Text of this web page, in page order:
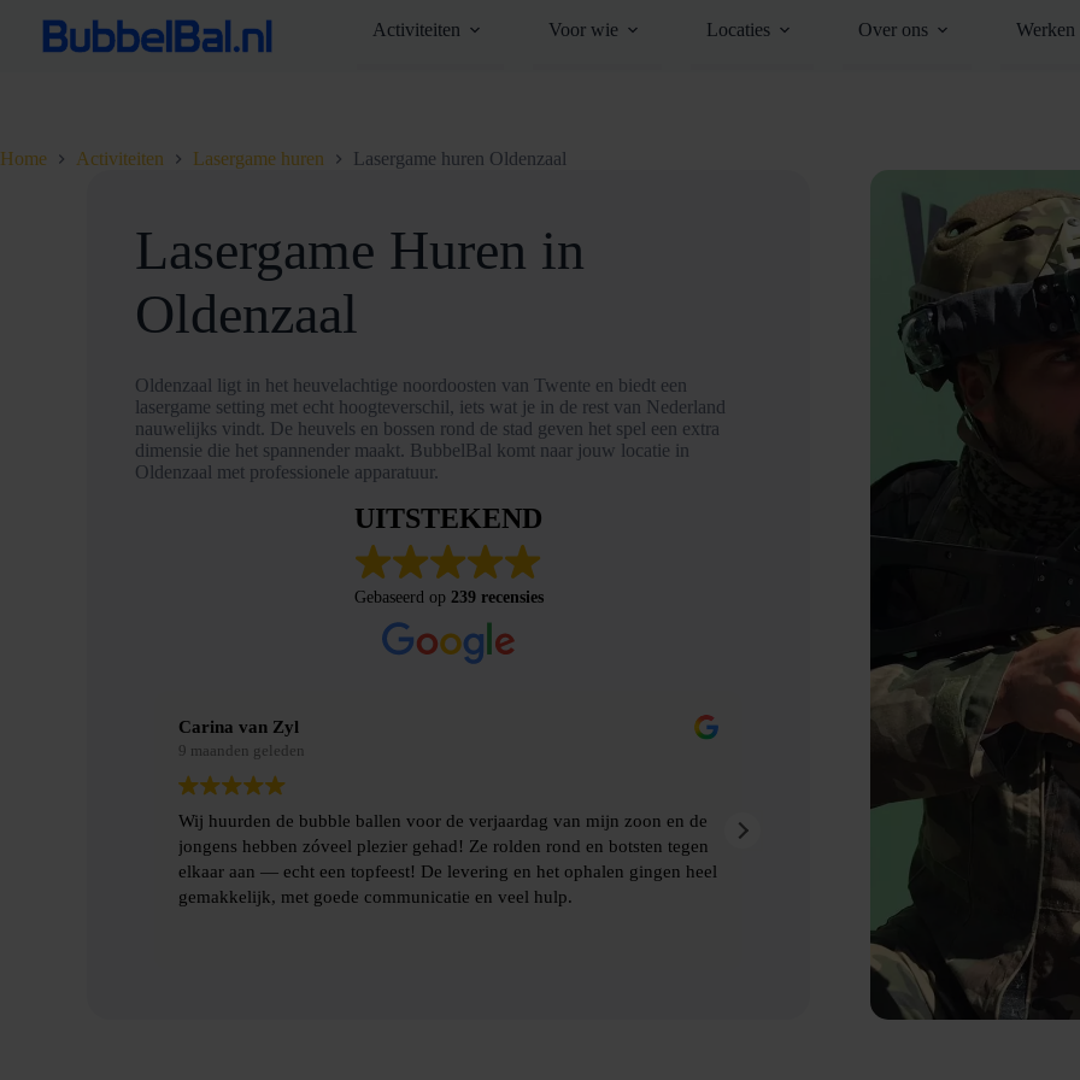
Activiteiten Voor wie Locaties Over ons Werken
Home Activiteiten Lasergame huren Lasergame huren Oldenzaal
Lasergame Huren in
Oldenzaal
Oldenzaal ligt in het heuvelachtige noordoosten van Twente en biedt een
lasergame setting met echt hoogteverschil, iets wat je in de rest van Nederland
nauwelijks vindt. De heuvels en bossen rond de stad geven het spel een extra
dimensie die het spannender maakt. BubbelBal komt naar jouw locatie in
Oldenzaal met professionele apparatuur.
UITSTEKEND
Gebaseerd op 239 recensies
van mijn zoon en de
rolden rond en botsten tegen
en het ophalen gingen heel
Wij hebben met vriendenweekend gebruik gemaakt van Bubbelbal, een
hilarische ervaring!!
Heel fijn contact gehad over de levering en het ophalen van de
Eric Nienhuis
9 maanden geleden
Ontzettend leuke
kwamen de